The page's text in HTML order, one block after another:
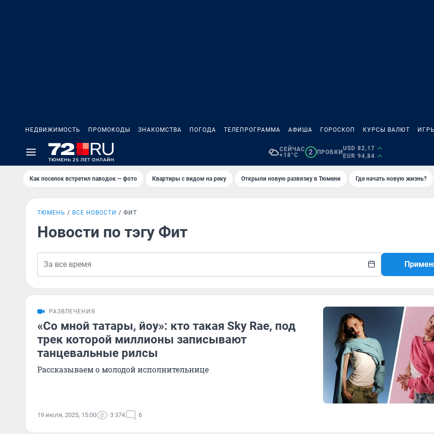
НЕДВИЖИМОСТЬ ПРОМОКОДЫ ЗНАКОМСТВА ПОГОДА ТЕЛЕПРОГРАММА АФИША ГОРОСКОП КУРСЫ ВАЛЮТ
СЕЙЧАС
+18°C
2 ПРОБКИ
USD 82,17
EUR 94,84
Как поселок встретил паводок — фото Квартиры с видом на реку Открыли новую развязку в Тюмени Где начать новую жизнь?
ТЮМЕНЬ ВСЕ НОВОСТИ ФИТ
Новости по тэгу Фит
РАЗВЛЕЧЕНИЯ
«Со мной татары, йоу»: кто такая Sky Rae, под
трек которой миллионы записывают
танцевальные рилсы
Рассказываем о молодой исполнительнице
19 июля, 2025, 15:00 3 374 6